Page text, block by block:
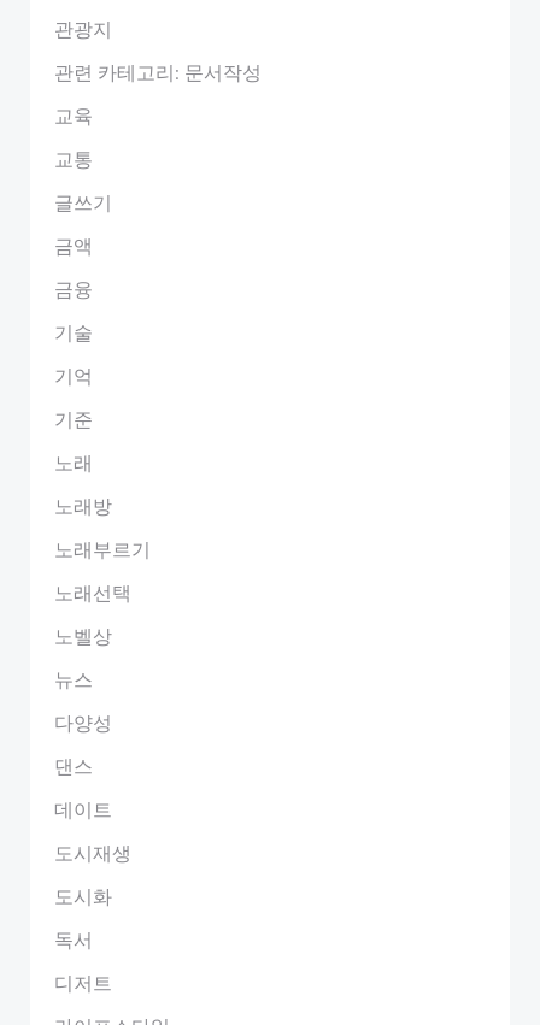
관광지
관련 카테고리: 문서작성
교육
교통
글쓰기
금액
금융
기술
기억
기준
노래
노래방
노래부르기
노래선택
노벨상
뉴스
다양성
댄스
데이트
도시재생
도시화
독서
디저트